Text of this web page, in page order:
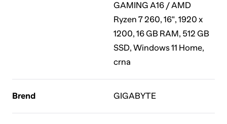
GAMING A16 / AMD
Ryzen 7 260, 16", 1920 x
1200, 16 GB RAM, 512 GB
SSD, Windows 11 Home,
crna
Brend GIGABYTE